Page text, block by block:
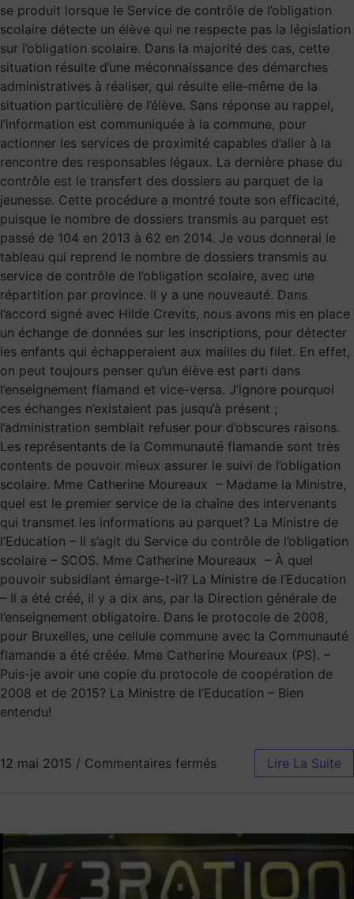
se produit lorsque le Service de contrôle de l’obligation
scolaire détecte un élève qui ne respecte pas la législation
sur l’obligation scolaire. Dans la majorité des cas, cette
situation résulte d’une méconnaissance des démarches
administratives à réaliser, qui résulte elle-même de la
situation particulière de l’élève. Sans réponse au rappel,
l’information est communiquée à la commune, pour
actionner les services de proximité capables d’aller à la
rencontre des responsables légaux. La dernière phase du
contrôle est le transfert des dossiers au parquet de la
jeunesse. Cette procédure a montré toute son efficacité,
puisque le nombre de dossiers transmis au parquet est
passé de 104 en 2013 à 62 en 2014. Je vous donnerai le
tableau qui reprend le nombre de dossiers transmis au
service de contrôle de l’obligation scolaire, avec une
répartition par province. Il y a une nouveauté. Dans
l’accord signé avec Hilde Crevits, nous avons mis en place
un échange de données sur les inscriptions, pour détecter
les enfants qui échapperaient aux mailles du filet. En effet,
on peut toujours penser qu’un élève est parti dans
l’enseignement flamand et vice-versa. J’ignore pourquoi
ces échanges n’existaient pas jusqu’à présent ;
l’administration semblait refuser pour d’obscures raisons.
Les représentants de la Communauté flamande sont très
contents de pouvoir mieux assurer le suivi de l’obligation
scolaire. Mme Catherine Moureaux – Madame la Ministre,
quel est le premier service de la chaîne des intervenants
qui transmet les informations au parquet? La Ministre de
l’Education – Il s’agit du Service du contrôle de l’obligation
scolaire – SCOS. Mme Catherine Moureaux – À quel
pouvoir subsidiant émarge-t-il? La Ministre de l’Education
– Il a été créé, il y a dix ans, par la Direction générale de
l’enseignement obligatoire. Dans le protocole de 2008,
pour Bruxelles, une cellule commune avec la Communauté
flamande a été créée. Mme Catherine Moureaux (PS). –
Puis-je avoir une copie du protocole de coopération de
2008 et de 2015? La Ministre de l’Education – Bien
entendu!
12 mai 2015 / Commentaires fermés Lire La Suite